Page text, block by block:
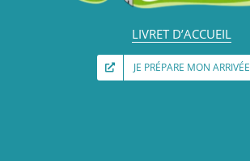
LIVRET D’ACCUEIL
JE PRÉPARE MON ARRIVÉE